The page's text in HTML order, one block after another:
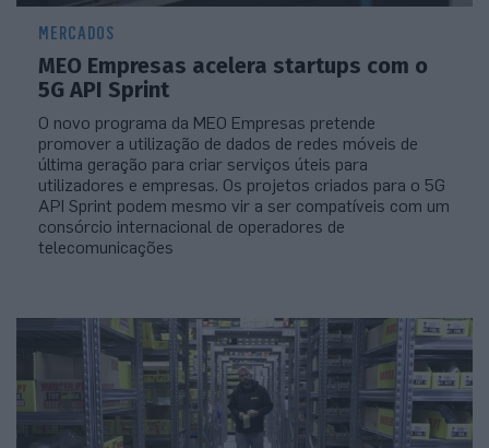
MERCADOS
MEO Empresas acelera startups com o
5G API Sprint
O novo programa da MEO Empresas pretende
promover a utilização de dados de redes móveis de
última geração para criar serviços úteis para
utilizadores e empresas. Os projetos criados para o 5G
API Sprint podem mesmo vir a ser compatíveis com um
consórcio internacional de operadores de
telecomunicações